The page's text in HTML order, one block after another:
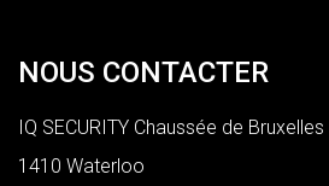
NOUS CONTACTER
IQ SECURITY Chaussée de
1410 Waterloo